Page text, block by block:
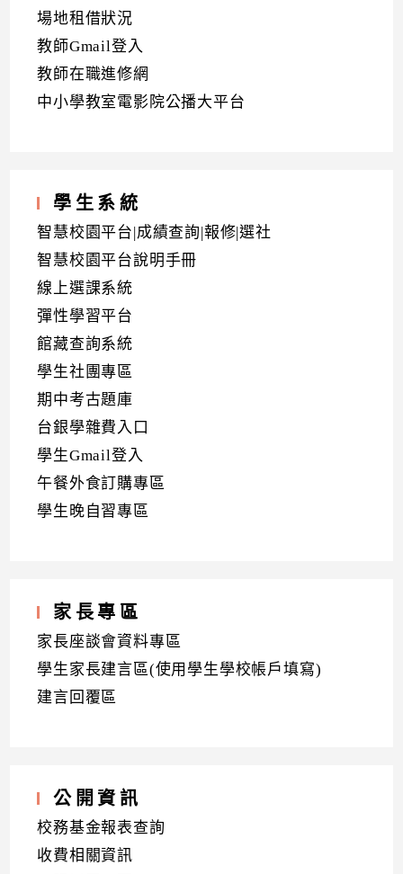
場地租借狀況
教師Gmail登入
教師在職進修網
中小學教室電影院公播大平台
學生系統
智慧校園平台|成績查詢|報修|選社
智慧校園平台說明手冊
線上選課系統
彈性學習平台
館藏查詢系統
學生社團專區
期中考古題庫
台銀學雜費入口
學生Gmail登入
午餐外食訂購專區
學生晚自習專區
家長專區
家長座談會資料專區
學生家長建言區(使用學生學校帳戶填寫)
建言回覆區
公開資訊
校務基金報表查詢
收費相關資訊